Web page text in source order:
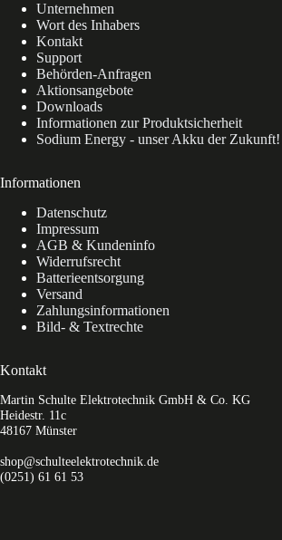
Unternehmen
Wort des Inhabers
Kontakt
Support
Behörden-Anfragen
Aktionsangebote
Downloads
Informationen zur Produktsicherheit
Sodium Energy - unser Akku der Zukunft!
Informationen
Datenschutz
Impressum
AGB & Kundeninfo
Widerrufsrecht
Batterieentsorgung
Versand
Zahlungsinformationen
Bild- & Textrechte
Kontakt
Martin Schulte Elektrotechnik GmbH & Co. KG
Heidestr. 11c
48167 Münster
shop@schulteelektrotechnik.de
(0251) 61 61 53